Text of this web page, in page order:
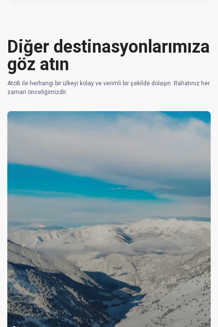
Diğer destinasyonlarımıza
göz atın
AtoB ile herhangi bir ülkeyi kolay ve verimli bir şekilde dolaşın. Rahatınız her
zaman önceliğimizdir.